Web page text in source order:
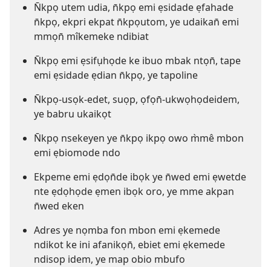
N̄kpọ utem udia, n̄kpọ emi ẹsidade ẹfahade
n̄kpọ, ekpri ekpat n̄kpọutom, ye udaikan̄ emi
mmọn̄ mîkemeke ndibiat
N̄kpọ emi ẹsifụhọde ke ibuo mbak ntọn̄, tape
emi ẹsidade ẹdian n̄kpọ, ye tapoline
N̄kpọ-usọk-edet, suọp, ọfọn̄-ukwọhọdeidem,
ye babru ukaikọt
N̄kpọ nsekeyen ye n̄kpọ ikpọ owo m̀mê mbon
emi ẹbiomode ndo
Ekpeme emi ẹdọn̄de ibọk ye n̄wed emi ẹwetde
nte ẹdọhọde ẹmen ibọk oro, ye mme akpan
n̄wed eken
Adres ye nọmba fon mbon emi ẹkemede
ndikot ke ini afanikọn̄, ebiet emi ẹkemede
ndisop idem, ye map obio mbufo